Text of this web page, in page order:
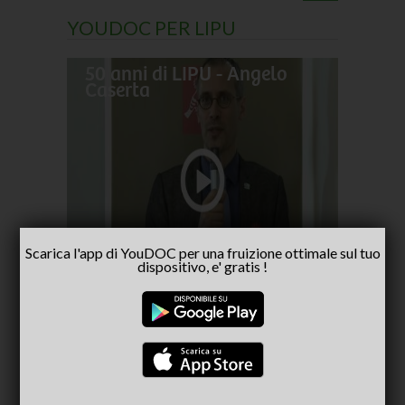
YOUDOC PER LIPU
50 anni di LIPU - Angelo
Caserta
CONSIGLIATI PER TE(ACTIVE TAB)
Scarica l'app di YouDOC per una fruizione ottimale sul tuo
dispositivo, e' gratis !